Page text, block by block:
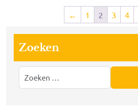
← 1 2 3 4
Zoeken